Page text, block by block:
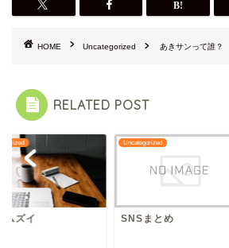
er
HOME Uncategorized あきサンって誰？
RELATED POST
ムズイ
Uncategorized
SNSまとめ